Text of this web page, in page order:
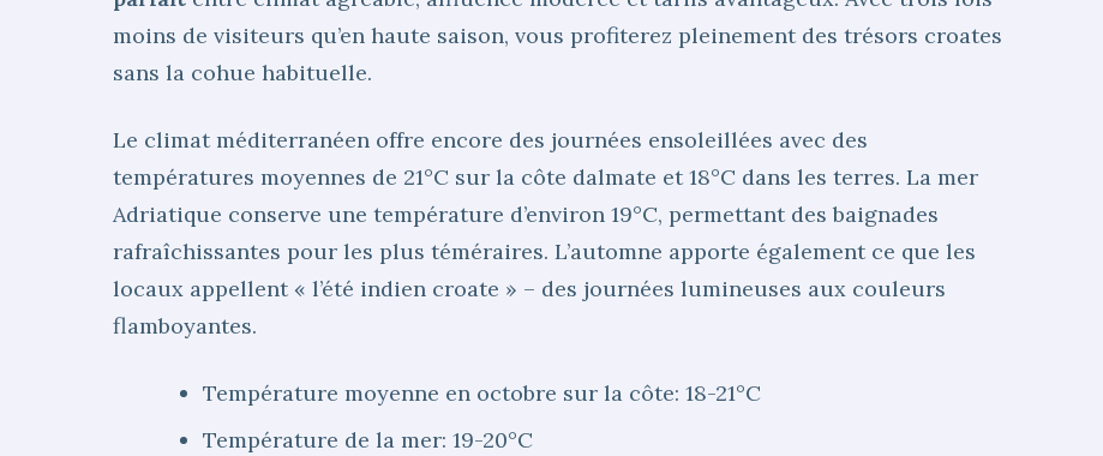
moins de visiteurs qu’en haute saison, vous profiterez pleinement des trésors croates
sans la cohue habituelle.
Le climat méditerranéen offre encore des journées ensoleillées avec des
températures moyennes de 21°C sur la côte dalmate et 18°C dans les terres. La mer
Adriatique conserve une température d’environ 19°C, permettant des baignades
rafraîchissantes pour les plus téméraires. L’automne apporte également ce que les
locaux appellent « l’été indien croate » – des journées lumineuses aux couleurs
flamboyantes.
Température moyenne en octobre sur la côte: 18-21°C
Température de la mer: 19-20°C